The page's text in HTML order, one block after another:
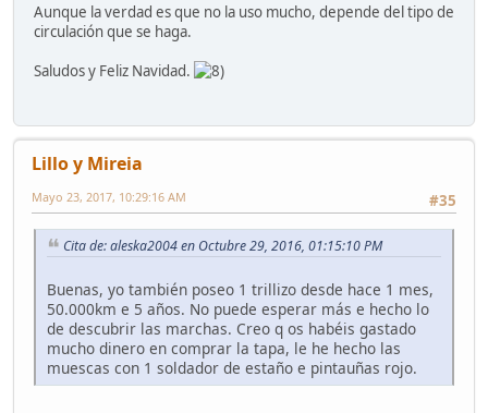
Aunque la verdad es que no la uso mucho, depende del tipo de
circulación que se haga.
Saludos y Feliz Navidad.
Lillo y Mireia
#35
Mayo 23, 2017, 10:29:16 AM
Cita de: aleska2004 en Octubre 29, 2016, 01:15:10 PM
Buenas, yo también poseo 1 trillizo desde hace 1 mes,
50.000km e 5 años. No puede esperar más e hecho lo
de descubrir las marchas. Creo q os habéis gastado
mucho dinero en comprar la tapa, le he hecho las
muescas con 1 soldador de estaño e pintauñas rojo.